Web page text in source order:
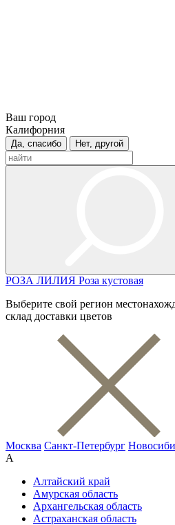
Ваш город
Калифорния
Да, спасибо Нет, другой
РОЗА ЛИЛИЯ Роза кустовая
Выберите свой регион
склад доставки цветов
Москва Санкт-Петербург
А
Алтайский край
Амурская область
Архангельская область
Астраханская область